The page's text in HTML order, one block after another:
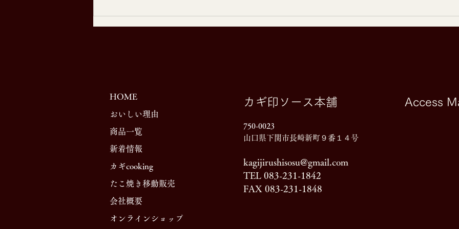
「BBQフルーツソース」レシ
ション「はらぺこまるしぇ」
HOME
おいしい理由
商品一覧
新着情報
カギcooking
たこ焼き移動販売
​会社概要
オンラインショップ
カギ印ソース本舗
750-0023
山口県下関市長崎新町９番１４号
kagijirushisosu@gmail.com
TEL 083-231-1842
FAX 083-231-1848
Access